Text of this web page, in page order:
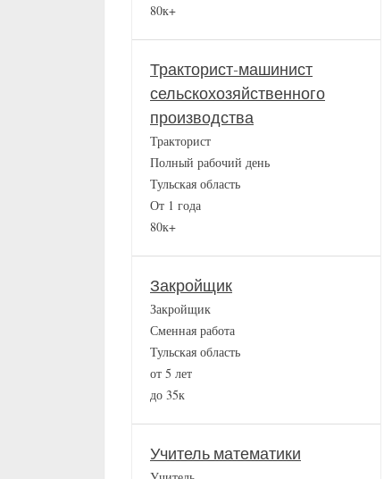
80к+
Тракторист-машинист
сельскохозяйственного
производства
Тракторист
Полный рабочий день
Тульская область
От 1 года
80к+
Закройщик
Закройщик
Сменная работа
Тульская область
от 5 лет
до 35к
Учитель математики